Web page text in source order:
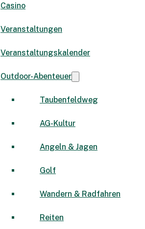
Casino
Veranstaltungen
Veranstaltungskalender
Outdoor-Abenteuer
Taubenfeldweg
AG-Kultur
Angeln & Jagen
Golf
Wandern & Radfahren
Reiten